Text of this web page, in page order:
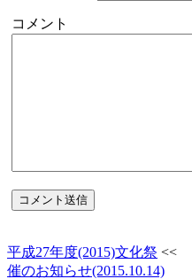
コメント
平成27年度(2015)文化祭
催のお知らせ(2015.10.14)